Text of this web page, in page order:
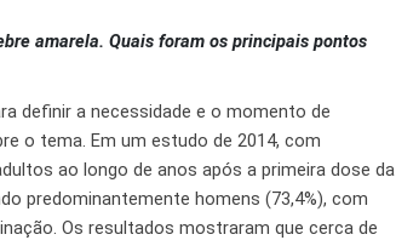
amarela. Quais foram os principais pontos
definir a necessidade e o momento de
o tema. Em um estudo de 2014, com
ao longo de anos após a primeira dose da
predominantemente homens (73,4%), com
Os resultados mostraram que cerca de